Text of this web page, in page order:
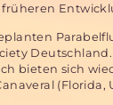
früheren
bieten sich
(Florida,